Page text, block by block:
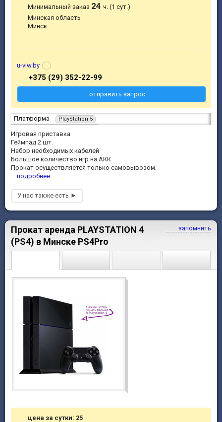
Платформа PlayStation 5
Игровая приставка
Геймпад 2 шт.
Набор необходимых кабелей
Большое количество игр на АКК
Прокат осуществляется только самовывозом.
подробнее
Минимальный заказ 24ч. (1 сут.)
Минская область
Минск
u-viw.by
+375 (29) 352-22-99
отправить запрос
запомнить
Прокат аренда PLAYSTATION 4
(PS4) в Минске PS4Pro
цена за сутки: 25